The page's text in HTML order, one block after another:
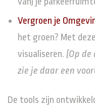
Vergroen je
het groen? Met
visualiseren. (Op
zie je daar een
De tools zijn